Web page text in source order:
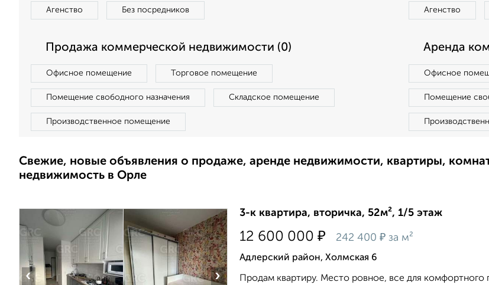
Агенство Без посредников Агенство
Продажа коммерческой недвижимости (0)
Офисное помещение Торговое помещение
Помещение свободного назначения Складское помещение
Производственное помещение
Аренда
Офисное
Помещение
Свежие, новые объявления о продаже, аренде недвижимости, квартиры,
недвижимость в Орле
‹ ›
3-к квартира, вторичка, 52м², 1/5 этаж
12 600 000 ₽ 242 400 ₽ за м²
Адлерский район, Холмская 6
Продам квартиру. Место ровное, все для